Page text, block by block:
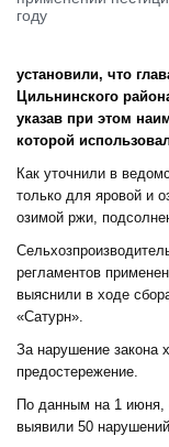
установили, что
Цильнинского
указав при этом
которой
Как уточнили в
только для яровой и
озимой ржи,
регламентов
выяснили в ходе
«Сатурн».
За нарушение закона
предостережение.
По данным на 1 июня,
выявили 50